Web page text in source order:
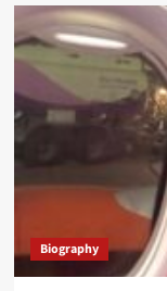
Biography